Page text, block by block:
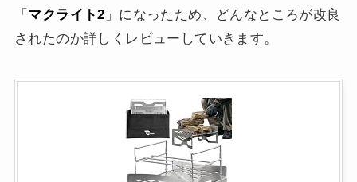
「 マクライト2 」になったため、どんなところが改良
されたのか詳しくレビューしていきます。